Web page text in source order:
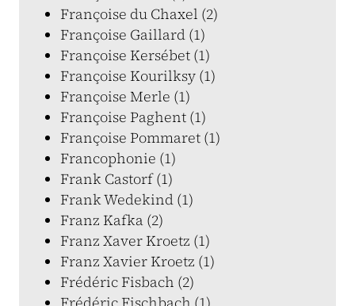
Françoise du Chaxel (2)
Françoise Gaillard (1)
Françoise Kersébet (1)
Françoise Kourilksy (1)
Françoise Merle (1)
Françoise Paghent (1)
Françoise Pommaret (1)
Francophonie (1)
Frank Castorf (1)
Frank Wedekind (1)
Franz Kafka (2)
Franz Xaver Kroetz (1)
Franz Xavier Kroetz (1)
Frédéric Fisbach (2)